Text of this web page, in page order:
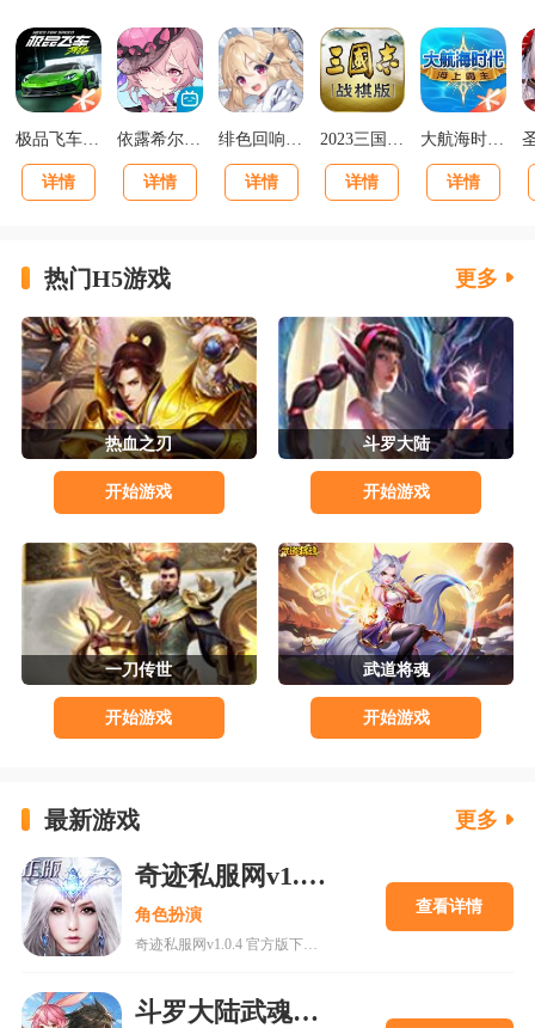
详情
依露希尔星晓官方正版
详情 详情 详情 详情
热门H5游戏 更多
热血之刃
开始游戏
斗罗大陆
开始游戏
一刀传世
开始游戏
武道将魂
开始游戏
最新游戏 更多
奇迹私服网v1.0.4 官方版下载
角色扮演
奇迹私服网v1.0.4 官方版下载是一款经典魔幻系列RPG大型多人在线动作手游，MU世界观强势来袭重现纷争四起的奇迹大陆，五大王国作为勇者诞生的背景屹立在不同的区域。多种族设定让职业选择更加丰富，各有千秋的天赋能力会在战斗中大放异彩，无论是狩猎邪恶势力又或者是征讨对手都有着举足轻重的作用，马上加入一展雄心壮志。
查看详情
斗罗大陆武魂觉醒内购版